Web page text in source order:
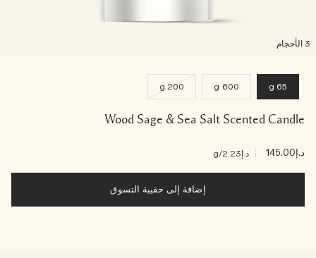
65 g
600 g
200 g
Wood Sage & Sea Salt Scented Candle
د.إ145.00 د.إ2.23 /g
إضافة إلى حقيبة التسوق